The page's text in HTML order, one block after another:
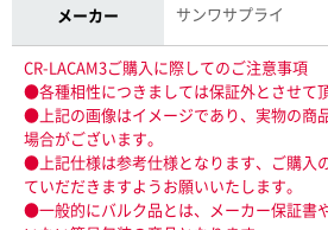
メーカー サンワサプライ
CR-LACAM3ご購入に際してのご注意事項
●各種相性につきましては保証外とさせて
●上記の画像はイメージであり、実物の商
場合がございます。
●上記仕様は参考仕様となります、ご購入
ていだだきますようお願いいたします。
●一般的にバルク品とは、メーカー保証書